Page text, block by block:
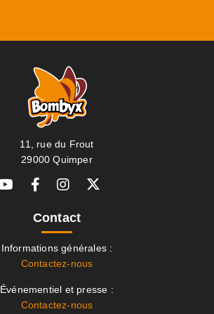
11, rue du Frout
29000 Quimper
Contact
Informations générales :
Contactez-nous
Événementiel et presse :
Contactez-nous